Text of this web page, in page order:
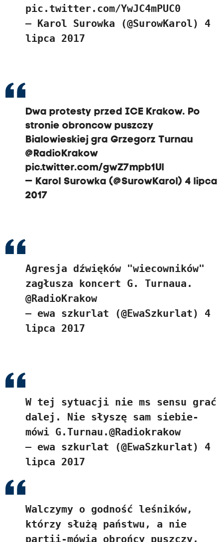
pic.twitter.com/YwJC4mPUC0
— Karol Surowka (@SurowKarol) 4
lipca 2017
Dwa protesty przed ICE Krakow. Po
stronie obroncow puszczy
Bialowieskiej gra Grzegorz Turnau
@RadioKrakow
pic.twitter.com/gwZ7mpb1Ul
— Karol Surowka (@SurowKarol) 4 lipca
2017
Agresja dźwięków "wiecowników"
zagłusza koncert G. Turnaua.
@RadioKrakow
— ewa szkurlat (@EwaSzkurlat) 4
lipca 2017
W tej sytuacji nie ms sensu grać
dalej. Nie słyszę sam siebie-
mówi G.Turnau.@Radiokrakow
— ewa szkurlat (@EwaSzkurlat) 4
lipca 2017
Walczymy o godność leśników,
którzy służą państwu, a nie
partii-mówią obrońcy puszczy.